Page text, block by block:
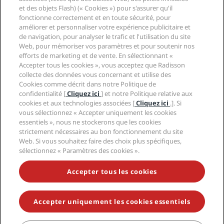
Application Radisson Hotels
Hôtels adaptés aux sportifs
Hôtels adaptés aux Familles
Santé et sécurité
Médias
Carrières RHG
Carrières PPHE
Carrières EHL
The Club by RHG
Opportunités de développement
Entreprise responsable
Approvisionnement
Centre de confidentialité
Mentions légales
Conditions générales Radisson Rewards
Contrat d’utilisation du site
Accessibilité numérique
Déclaration sur l’esclavage moderne
Aide
Avis aux consommateurs
Contact
FAQ
Plan du site
Médias sociaux
Marques Radisson Hotels
NE MANQUEZ AUCUNE DE NOS OFFRES LES PLUS
POPULAIRES
© 2026 Radisson Hotel Group.Tous droits réservés. RHG Radisson
Hotel Group, Radisson, Radisson RED, Radisson Blu, Radisson Collection,
Radisson Individuals, Park Plaza, Park Inn, Country Inn & Suites, Prize by
et des objets Flash) (« Cookies ») pour s'assurer qu'il
fonctionne correctement et en toute sécurité, pour
améliorer et personnaliser votre expérience publicitaire et
de navigation, pour analyser le trafic et l'utilisation du site
Web, pour mémoriser vos paramètres et pour soutenir nos
efforts de marketing et de vente. En sélectionnant «
Accepter tous les cookies », vous acceptez que Radisson
collecte des données vous concernant et utilise des
Cookies comme décrit dans notre Politique de
confidentialité [Cliquez ici] et notre Politique relative aux
cookies et aux technologies associées [Cliquez ici .]. Si
vous sélectionnez « Accepter uniquement les cookies
essentiels », nous ne stockerons que les cookies
strictement nécessaires au bon fonctionnement du site
Web. Si vous souhaitez faire des choix plus spécifiques,
sélectionnez « Paramètres des cookies ».
Accepter tous les cookies
Accepter uniquement les cookies essentiels